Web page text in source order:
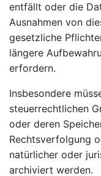
entfällt oder die
Ausnahmen von
gesetzliche
längere
erfordern.
Insbesondere
steuerrechtlichen
oder deren
Rechtsverfolgung
natürlicher oder
archiviert werden.